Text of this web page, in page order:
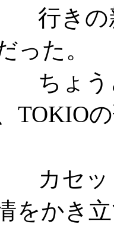
線は
った。
川
TOKIO
ー
をかき